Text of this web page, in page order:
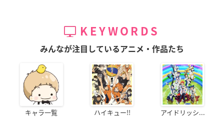
KEYWORDS
みんなが注目しているアニメ・作品たち
キャラ一覧 ハイキュー!! アイドリッシ...